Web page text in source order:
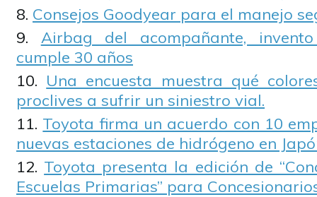
Consejos Goodyear para el manejo
Airbag del acompañante, invento
cumple 30 años
Una encuesta muestra qué
proclives a sufrir un siniestro vial.
Toyota firma un acuerdo con 10
nuevas estaciones de hidrógeno en
Toyota presenta la edición de
Escuelas Primarias” para